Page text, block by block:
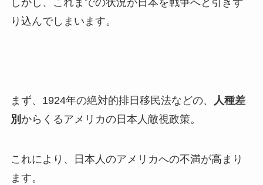
り込んでしまいます。
まず、1924年の絶対的排日移民法などの、
人種差
別 からくるアメリカの日本人敵視政策。
これにより、日本人のアメリカへの不満が高まり
ます。